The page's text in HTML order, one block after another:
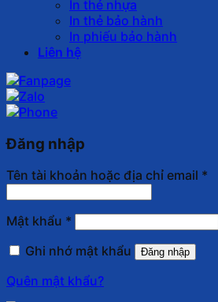
In thẻ nhựa
In thẻ bảo hành
In phiếu bảo hành
Liên hệ
Đăng nhập
Tên tài khoản hoặc địa chỉ email *
Mật khẩu *
Ghi nhớ mật khẩu
Đăng nhập
Quên mật khẩu?